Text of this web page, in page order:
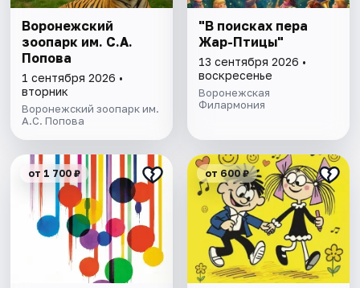
Воронежский
зоопарк им. С.А.
Попова
1 сентября 2026 •
вторник
Воронежский зоопарк им.
А.С. Попова
"В поисках пера
Жар-Птицы"
13 сентября 2026 •
воскресенье
Воронежская
Филармония
от 1 700 ₽ от 600 ₽